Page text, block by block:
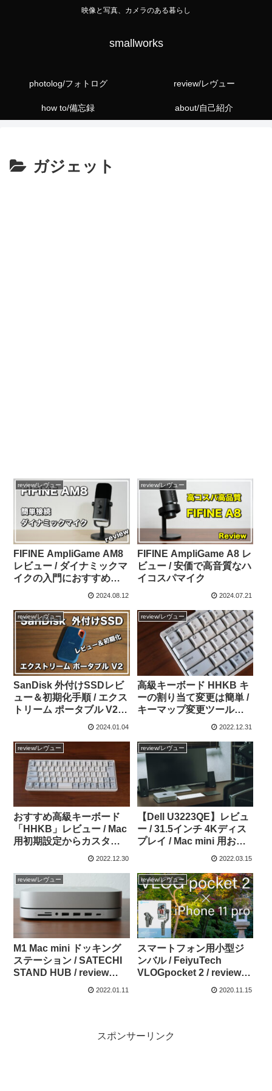
映像と写真、カメラのある暮らし
smallworks
photolog/フォトログ review/レヴュー
how to/備忘録 about/自己紹介
ガジェット
review/レヴュー
FIFINE AmpliGame AM8
レビュー / ダイナミックマ
イクの入門におすすめで
2024.08.12
review/レヴュー
FIFINE AmpliGame A8 レ
ビュー / 安価で高音質なハ
イコスパマイク
2024.07.21
review/レヴュー
SanDisk 外付けSSDレビ
ュー＆初期化手順 / エクス
トリーム ポータブル V2
をMacで使用する
2024.01.04
review/レヴュー
高級キーボード HHKB キ
ーの割り当て変更は簡単 /
キーマップ変更ツールの
2022.12.31
review/レヴュー
おすすめ高級キーボード
「HHKB」レビュー / Mac
用初期設定からカスタマ
イズ、使用感まで紹介し
2022.12.30
review/レヴュー
【Dell U3223QE】レビュ
ー / 31.5インチ 4Kディス
プレイ / Mac mini 用おす
2022.03.15
review/レヴュー
M1 Mac mini ドッキング
ステーション / SATECHI
STAND HUB / review
2022.01.11
review/レヴュー
スマートフォン用小型ジ
ンバル / FeiyuTech
VLOGpocket 2 / review
2020.11.15
スポンサーリンク